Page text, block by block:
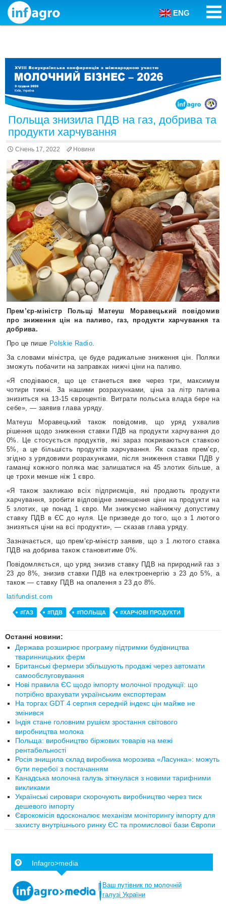
Skip to content
ENG
Польща знизила ПДВ на газ, добрива та
продукти харчування
Січень 17, 2022 Новини
Прем’єр-міністр Польщі Матеуш Моравецький повідомив
про зниження цін на паливо, газ, продукти харчування та
добрива.
Про це пише Polskie Radio.
За словами міністра, це буде радикальне зниження цін. Поляки
зможуть побачити на заправках нижчі ціни на паливо.
«Я сподіваюся, що це станеться вже через три, максимум
чотири тижні. За нашими розрахунками, ціна за літр палива
знизиться на 13-15 євроцентів. Витрати польська влада бере на
себе», — заявив глава уряду.
Матеуш Моравецький також повідомив, що уряд ухвалив
рішення щодо зниження ставки ПДВ на продукти харчування до
0%. Це стосується продуктів, які зараз покриваються ставкою
5%, а це більшість продуктів харчування. Як сказав прем’єр,
згідно з урядовими розрахунками, після зниження ставки ПДВ у
гаманці кожного поляка має залишатися на 45 злотих більше, а
це трохи менше ніж 1 євро.
«Я також закликаю всіх підприємців, які продають продукти
харчування, зробити відповідне зменшення ціни на продукти на
5 злотих, це понад 1 євро. Ми знижуємо найнижчу допустиму
ставку ПДВ в ЄС до нуля. Це призведе до того, що з 1 лютого
знизяться ціни на всі продукти», — сказав глава уряду.
Зазначається, що прем’єр-міністр заявив, що з 1 лютого ставка
ПДВ на добрива також становитиме 0%.
Повідомляється, що уряд знизив ставку ПДВ на природний газ з
23 до 8%, знизив ставки ПДВ на електроенергію з 23 до 5%, а
також — ставку ПДВ на опалення з 23 до 8%.
latifundist.com
#ГАЗ #ПДВ #ПОЛЬЩА #ХАРЧОВІ ПРОДУКТИ
Останні новини:
Держава розширює програму підтримки будівництва
тваринницьких ферм
Британські фермери збільшують продажі через автомати
самообслуговування
Нові правила ЄС щодо імпорту молочної продукції: що
потрібно врахувати українським експортерам
На торгах GDT 4 серпня середній індекс цін майже не
змінився
Індія стане головним рушієм зростання світового
виробництва молока
Польща: виробництво біржових товарів на межі
рентабельності
Росія знищила склад виробника морозива «Ласунка»: можуть
бути перебої з постачанням
Канадська молочна галузь зіткнулася з новими тарифними
викликами
Українські сировари скорочують виробництво через тиск
дешевого імпорту
Єврокомісія вдосконалює механізм моніторингу імпорту для
захисту внутрішнього ринку ЄС та промислової бази Європи
Infagro>media
Ваш путівник по молочній
галузі України